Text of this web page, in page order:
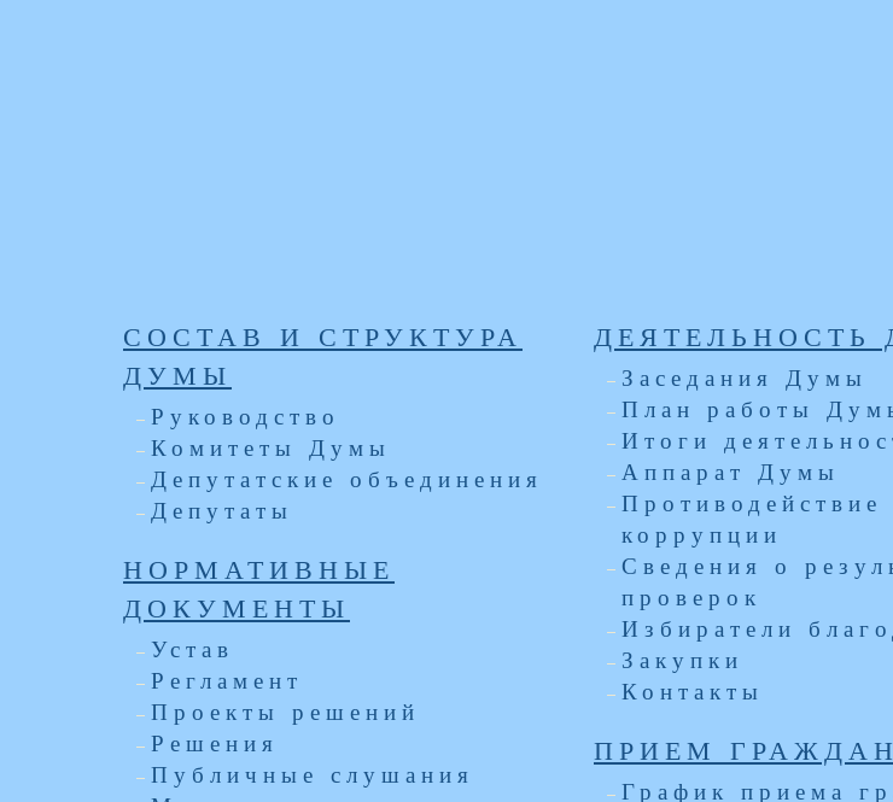
СОСТАВ И СТРУКТУРА
ДУМЫ
Руководство
Комитеты Думы
Депутатские объединения
Депутаты
НОРМАТИВНЫЕ
ДОКУМЕНТЫ
Устав
Регламент
Проекты решений
Решения
Публичные слушания
ДЕЯТЕЛЬНОСТЬ
Заседания Думы
План работы
Итоги
Аппарат Думы
Противодействие
коррупции
Сведения о
проверок
Избиратели
Закупки
Контакты
ПРИЕМ ГРАЖДАН
График приема